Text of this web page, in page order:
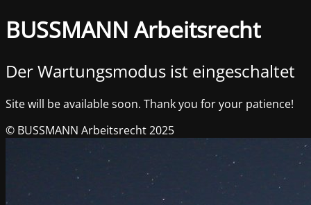
BUSSMANN Arbeitsrecht
Der Wartungsmodus ist eingeschaltet
Site will be available soon. Thank you for your patience!
© BUSSMANN Arbeitsrecht 2025